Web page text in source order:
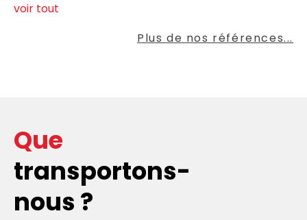
voir tout
Plus de nos références...
Que
transportons-
nous ?